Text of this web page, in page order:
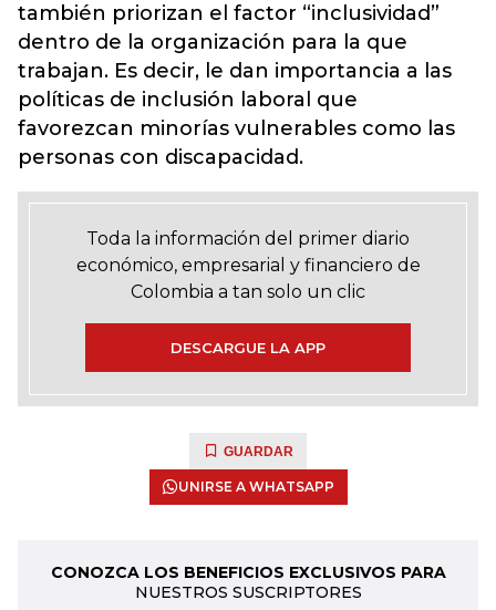
también priorizan el factor “inclusividad”
dentro de la organización para la que
trabajan. Es decir, le dan importancia a las
políticas de inclusión laboral que
favorezcan minorías vulnerables como las
personas con discapacidad.
Toda la información del primer diario
económico, empresarial y financiero de
Colombia a tan solo un clic
DESCARGUE LA APP
GUARDAR
UNIRSE A WHATSAPP
CONOZCA LOS BENEFICIOS EXCLUSIVOS PARA
NUESTROS SUSCRIPTORES